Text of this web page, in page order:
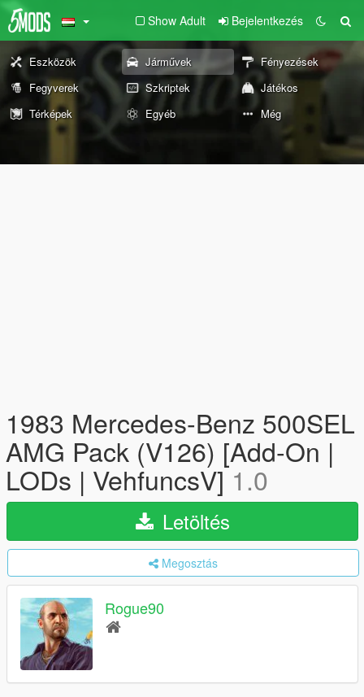
Show Adult Bejelentkezés
Eszközök Járművek
Fényezések
Fegyverek
Szkriptek
Játékos
Térképek
Egyéb Még
1983 Mercedes-Benz 500SEL
AMG Pack (V126) [Add-On |
LODs | VehfuncsV]1.0
Letöltés
Megosztás
Rogue90